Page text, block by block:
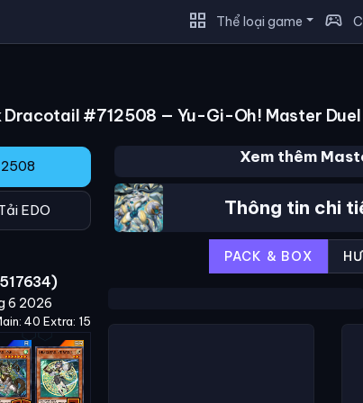
grid_view Thể loại game sports_esports
Dracotail #712508 — Yu-Gi-Oh! Master Duel
EDO
6 2026
40 Extra: 15
Xem thêm
Thông tin chi
PACK & BOX